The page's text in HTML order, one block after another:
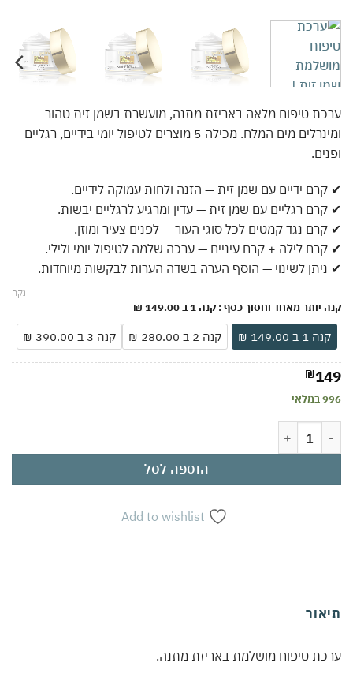
ערכת טיפוח מלאה באריזת מתנה, מועשרת בשמן זית טהור
ומינרלים מים המלח. מכילה 5 מוצרים לטיפול יומי בידיים, רגליים
ופנים.
✔ קרם ידיים עם שמן זית — הזנה ולחות עמוקה לידיים.
✔ קרם רגליים עם שמן זית — עדין ומרגיע לרגליים יבשות.
✔ קרם נגד קמטים לכל סוגי העור — לפנים צעיר ומוזן.
✔ קרם לילה + קרם עיניים — ערכה שלמה לטיפול יומי ולילי.
✔ ניתן לשינוי — הוסף הערה בשדה הערות לבקשות מיוחדות.
קנה יותר מאחד וחסוך כסף: קנה 1 ב 149.00 ₪
קנה 1 ב 149.00 ₪ קנה 2 ב 280.00 ₪ קנה 3 ב 390.00 ₪
נקה
₪149
996 במלאי
הוספה לסל
Add to wishlist
תיאור
ערכת טיפוח מושלמת באריזת מתנה.